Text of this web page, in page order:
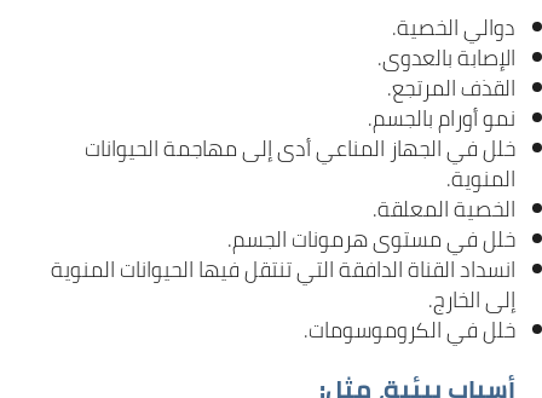
دوالي الخصية.
الإصابة بالعدوى.
القذف المرتجع.
نمو أورام بالجسم.
خلل في الجهاز المناعي أدى إلى مهاجمة الحيوانات
المنوية.
الخصية المعلقة.
خلل في مستوى هرمونات الجسم.
انسداد القناة الدافقة التي تنتقل فيها الحيوانات المنوية
إلى الخارج.
خلل في الكروموسومات.
أسباب بيئية، مثل: